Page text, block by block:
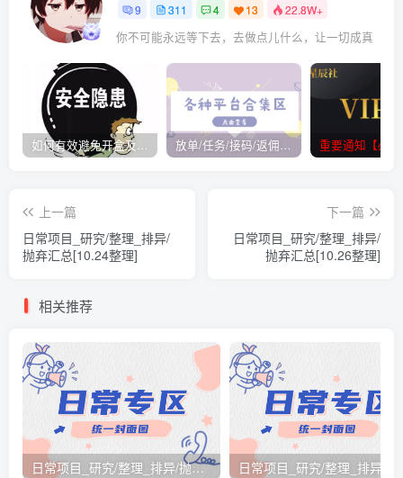
9 311 4 13 22.8W+
你不可能永远等下去，去做点儿什么，让一切成真
如何有效避免开盒及开盒流程 放单/任务/接码/返佣/平台/合集 重要通知【必
上一篇
日常项目_研究/整理_排异/
抛弃汇总[10.24整理]
下一篇
日常项目_研究/整理_排异/
抛弃汇总[10.26整理]
相关推荐
日常项目_研究/整理_排异/抛弃汇总[26.3.15-3.21整理]